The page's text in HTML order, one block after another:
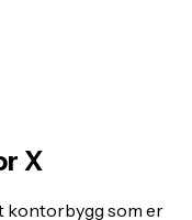
X
kontorbygg som er